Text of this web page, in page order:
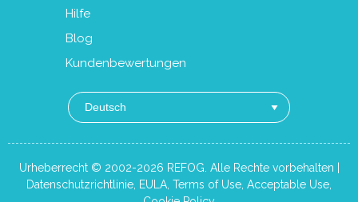
Hilfe
Blog
Kundenbewertungen
Urheberrecht © 2002-2026 REFOG. Alle Rechte vorbehalten |
Datenschutzrichtlinie EULA Terms of Use Acceptable Use